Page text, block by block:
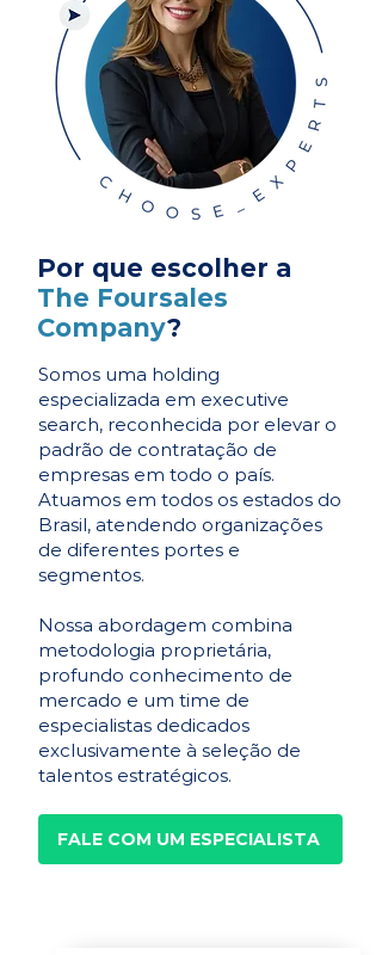
Por que escolher a
The Foursales
Company?
Somos uma holding
especializada em executive
search, reconhecida por elevar o
padrão de contratação de
empresas em todo o país.
Atuamos em todos os estados do
Brasil, atendendo organizações
de diferentes portes e
segmentos.
Nossa abordagem combina
metodologia proprietária,
profundo conhecimento de
mercado e um time de
especialistas dedicados
exclusivamente à seleção de
talentos estratégicos.
FALE COM UM ESPECIALISTA